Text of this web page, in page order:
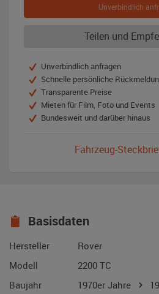
Unverbindlich
Teilen und
Unverbindlich anfragen
Schnelle persönliche
Transparente Preise
Mieten für Film, Foto und Events
Bundesweit und darüber hinaus
Fahrzeug-
Basisdaten
Hersteller
Rover
Modell
2200 TC
Baujahr
1970er Jahre